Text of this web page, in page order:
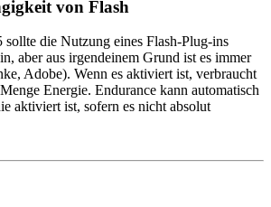
von Flash
die Nutzung eines Flash-Plug-ins
aber aus irgendeinem Grund ist es immer
Adobe). Wenn es aktiviert ist, verbraucht
Energie. Endurance kann automatisch
aktiviert ist, sofern es nicht absolut